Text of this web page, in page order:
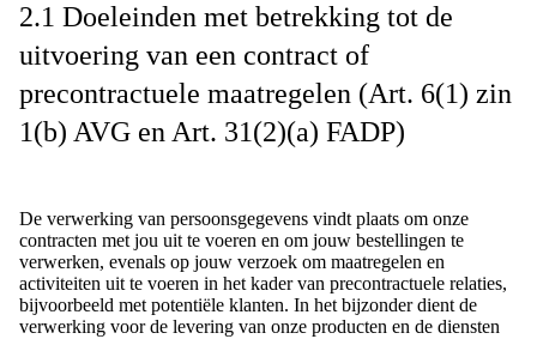
2.1 Doeleinden met betrekking tot de
uitvoering van een contract of
precontractuele maatregelen (Art. 6(1) zin
1(b) AVG en Art. 31(2)(a) FADP)
De verwerking van persoonsgegevens vindt plaats om onze
contracten met jou uit te voeren en om jouw bestellingen te
verwerken, evenals op jouw verzoek om maatregelen en
activiteiten uit te voeren in het kader van precontractuele relaties,
bijvoorbeeld met potentiële klanten. In het bijzonder dient de
verwerking voor de levering van onze producten en de diensten